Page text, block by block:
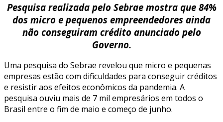
Pesquisa realizada pelo Sebrae mostra que 84%
dos micro e pequenos empreendedores ainda
não conseguiram crédito anunciado pelo
Governo.
Uma pesquisa do Sebrae revelou que micro e pequenas
empresas estão com dificuldades para conseguir créditos
e resistir aos efeitos econômicos da pandemia. A
pesquisa ouviu mais de 7 mil empresários em todos o
Brasil entre o fim de maio e começo de junho.